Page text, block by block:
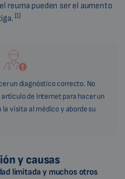
reuma pueden ser el aumento
[1]
un diagnóstico correcto. No
de Internet para hacer un
visita al médico y aborde su
y causas
limitada y muchos otros